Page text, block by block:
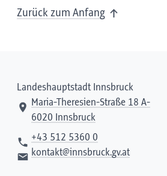
Zurück zum Anfang
Landeshauptstadt Innsbruck
Maria-Theresien-Straße 18 A-
6020 Innsbruck
+43 512 5360 0
kontakt@innsbruck.gv.at